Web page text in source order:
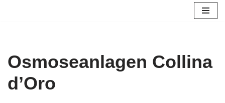
Osmoseanlagen Collina
d’Oro